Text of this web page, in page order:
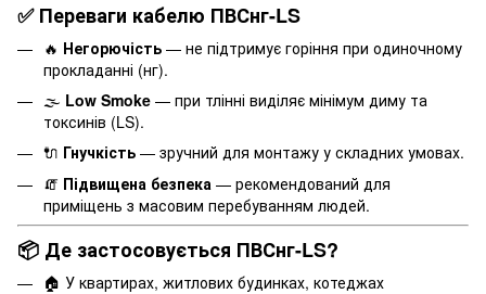
✅ Переваги кабелю ПВСнг-LS
🔥 Негорючість — не підтримує горіння при одиночному
прокладанні (нг).
🌫️ Low Smoke — при тлінні виділяє мінімум диму та
токсинів (LS).
🔌 Гнучкість — зручний для монтажу у складних умовах.
🧯 Підвищена безпека — рекомендований для
приміщень з масовим перебуванням людей.
📦 Де застосовується ПВСнг-LS?
🏠 У квартирах, житлових будинках, котеджах